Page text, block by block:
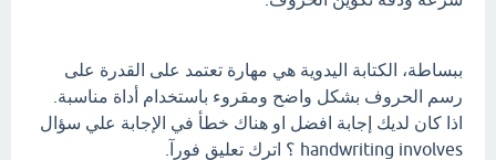
ببساطة، الكتابة اليدوية هي مهارة تعتمد على القدرة على
رسم الحروف بشكل واضح ومقروء باستخدام أداة مناسبة.
اذا كان لديك إجابة افضل او هناك خطأ في الإجابة علي سؤال
handwriting involves ؟ اترك تعليق فورآ.